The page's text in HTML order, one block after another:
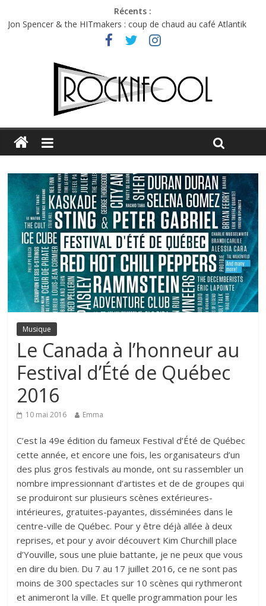
Récents :
Jon Spencer & the HITmakers : coup de chaud au café Atlantik
Hellfest 2026 vendredi : température et émotions en hausse
Hellfest 2026 jeudi : impossible de choisir entre chaleur et bonne
Première édition du Midgard Festival : entre bière, métal et
Charlie Puth à l’Olympia : la leçon de pop du Professeur Puth
Musique
Le Canada à l’honneur au
Festival d’Été de Québec
2016
10 mai 2016 Emma
C’est la 49e édition du fameux Festival d’Été de Québec
cette année, et encore une fois, les organisateurs d’un
des plus gros festivals au monde, ont su rassembler un
nombre impressionnant d’artistes et de de groupes qui
se produiront sur plusieurs scènes extérieures-
intérieures, gratuites-payantes, disséminées dans le
centre-ville de Québec. Pour y être déjà allée à deux
reprises, et pour y avoir découvert Kim Churchill place
d’Youville, sous une pluie battante, je ne peux que vous
en dire du bien. Du 7 au 17 juillet 2016, ce ne sont pas
moins de 300 spectacles sur 10 scènes qui rythmeront
et animeront la ville. Et quelle programmation pour les